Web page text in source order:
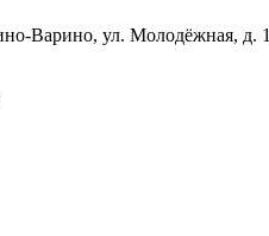
Варино, ул. Молодёжная, д. 1